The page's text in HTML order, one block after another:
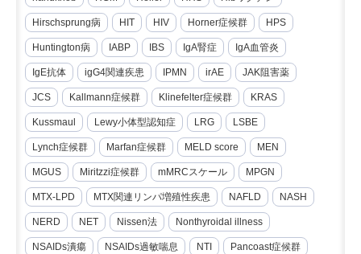
Hirschsprung病 HIT HIV Horner症候群 HPS
Huntington病 IABP IBS IgA腎症 IgA血管炎
IgE抗体 igG4関連疾患 IPMN irAE JAK阻害薬
JCS Kallmann症候群 Klinefelter症候群 KRAS
Kussmaul Lewy小体型認知症 LRG LSBE
Lynch症候群 Marfan症候群 MELD score MEN
MGUS Miritzzi症候群 mMRCスケール MPGN
MTX-LPD MTX関連リンパ増殖性疾患 NAFLD NASH
NERD NET Nissen法 Nonthyroidal illness
NSAIDs潰瘍 NSAIDs過敏喘息 NTI Pancoast症候群